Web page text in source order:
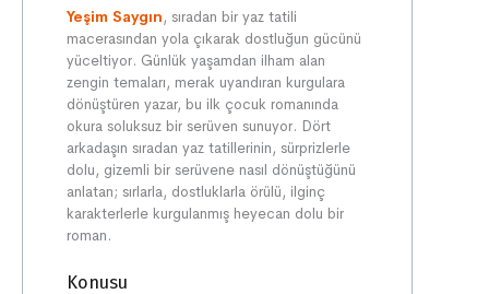
Yeşim Saygın, sıradan bir yaz tatili
macerasından yola çıkarak dostluğun gücünü
yüceltiyor. Günlük yaşamdan ilham alan
zengin temaları, merak uyandıran kurgulara
dönüştüren yazar, bu ilk çocuk romanında
okura soluksuz bir serüven sunuyor. Dört
arkadaşın sıradan yaz tatillerinin, sürprizlerle
dolu, gizemli bir serüvene nasıl dönüştüğünü
anlatan; sırlarla, dostluklarla örülü, ilginç
karakterlerle kurgulanmış heyecan dolu bir
roman.
Konusu